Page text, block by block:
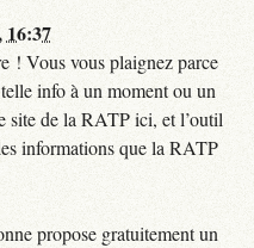
16:37
! Vous vous plaignez parce
info à un moment ou un
site de la RATP ici, et l’outil
informations que la RATP
propose gratuitement un